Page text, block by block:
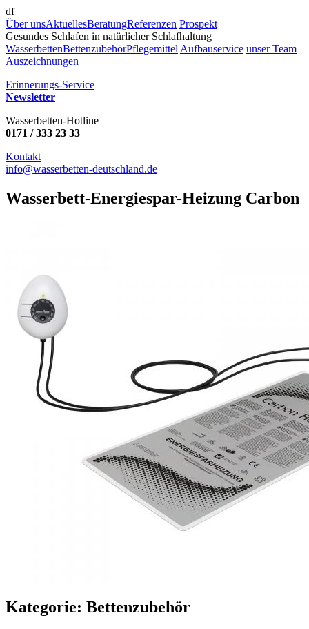
df
Über unsAktuellesBeratungReferenzen Prospekt
Gesundes Schlafen in natürlicher Schlafhaltung
WasserbettenBettenzubehörPflegemittel Aufbauservice unser Team
Auszeichnungen
Erinnerungs-Service
Newsletter
Wasserbetten-Hotline
0171 / 333 23 33
Kontakt
info@wasserbetten-deutschland.de
Wasserbett-Energiespar-Heizung Carbon
Kategorie: Bettenzubehör